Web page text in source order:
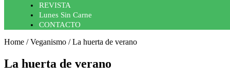
REVISTA
Lunes Sin Carne
CONTACTO
Home /Veganismo /La huerta de verano
La huerta de verano